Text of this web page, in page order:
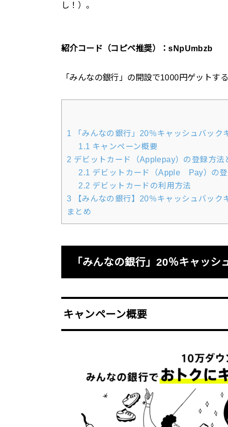
し！）。
紹介コード（コピペ推奨）：sNpUmbzb
「みんなの銀行」の開設で1000円ゲットす
1 「みんなの銀行」20％キャッシュバック
1.1 キャンペーン概要
2 デビットカード（Applepay）の登録方法
2.1 デビットカード（Apple Pay）の
2.2 デビットカードの利用方法
3 【みんなの銀行】20％キャッシュバック
まとめ
「みんなの銀行」20％キャッ
キャンペーン概要